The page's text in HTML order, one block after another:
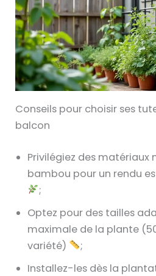
Conseils pour choisir ses
balcon
Privilégiez des matériaux
bambou pour un rendu
;
Optez pour des tailles
maximale de la plante
variété)
;
Installez-les dès la